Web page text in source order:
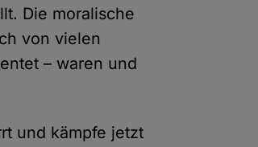
Die moralische
von vielen
– waren und
und kämpfe jetzt